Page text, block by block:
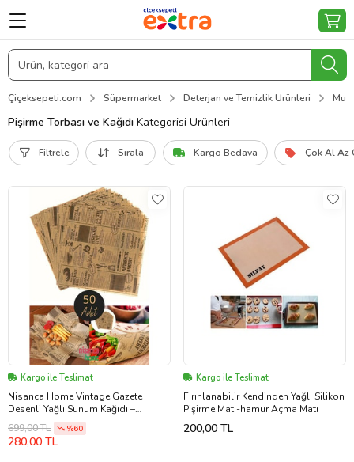
Çiçeksepeti.com Süpermarket Deterjan ve Temizlik Ürünleri
Pişirme Torbası ve Kağıdı Kategorisi Ürünleri
Filtrele Sırala Kargo Bedava Çok Al Az
Kargo ile Teslimat
Nisanca Home Vintage Gazete
Desenli Yağlı Sunum Kağıdı –
Pinterest Stilinde Estetik Kahvaltı,
Peynir Tabağı ve Fast Food
Sunumları için 50’li Paket
699,00 TL %60
280,00 TL
Kargo ile Teslimat
Fırınlanabilir Kendinden Yağlı Silikon
Pişirme Matı-hamur Açma Matı
200,00 TL